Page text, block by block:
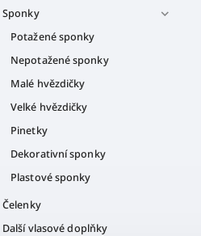
Sponky
Potažené sponky
Nepotažené sponky
Malé hvězdičky
Velké hvězdičky
Pinetky
Dekorativní sponky
Plastové sponky
Čelenky
Další vlasové doplňky